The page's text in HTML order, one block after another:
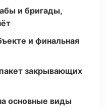
и бригады,
и финальная
закрывающих
основные виды